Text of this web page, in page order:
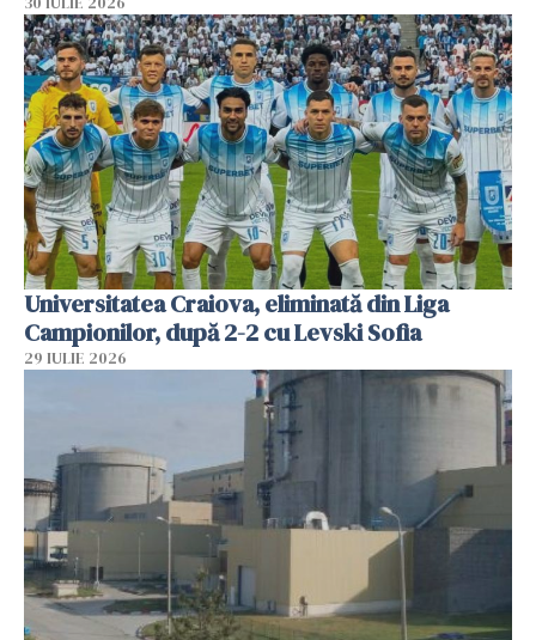
Universitatea Craiova, eliminată din Liga
Campionilor, după 2-2 cu Levski Sofia
29 IULIE 2026